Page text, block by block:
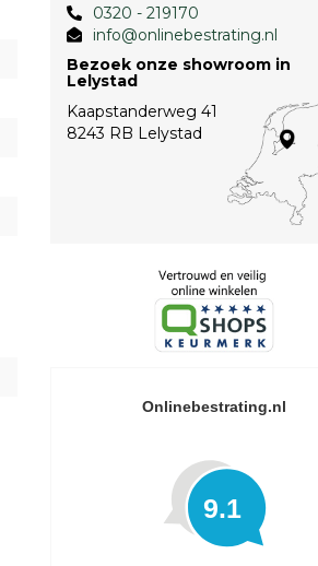
0320 - 219170
info@onlinebestrating.nl
Bezoek onze showroom in
Lelystad
Kaapstanderweg 41
8243 RB Lelystad
Onlinebestrating.nl
9.1